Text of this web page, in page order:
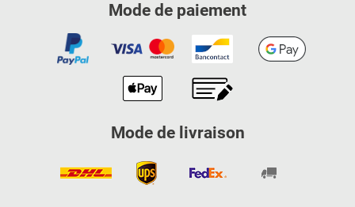
Mode de paiement
Mode de livraison